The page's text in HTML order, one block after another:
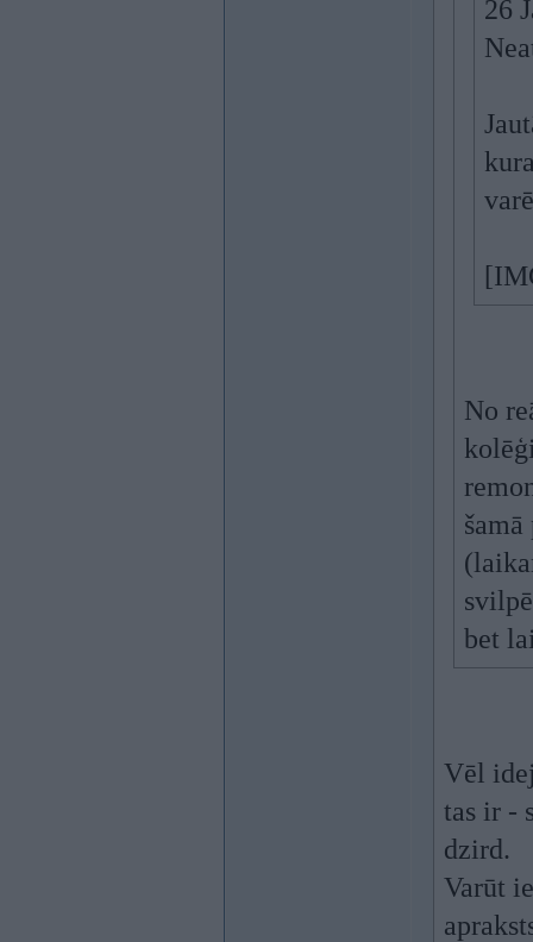
26
No
bet
Vēl
tas ir -
dzird.
Varūt